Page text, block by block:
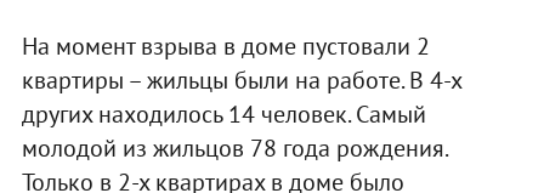
На момент взрыва в доме пустовали 2
квартиры – жильцы были на работе. В 4-х
других находилось 14 человек. Самый
молодой из жильцов 78 года рождения.
Только в 2-х квартирах в доме было